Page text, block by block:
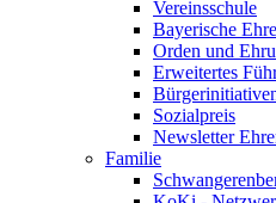
Vereinsschule
Bayerische
Orden und
Erweitertes
Sozialpreis
Newsletter
Familie